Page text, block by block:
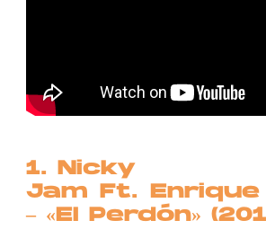
1. Nicky
Jam Ft. Enrique
– «El Perdón»